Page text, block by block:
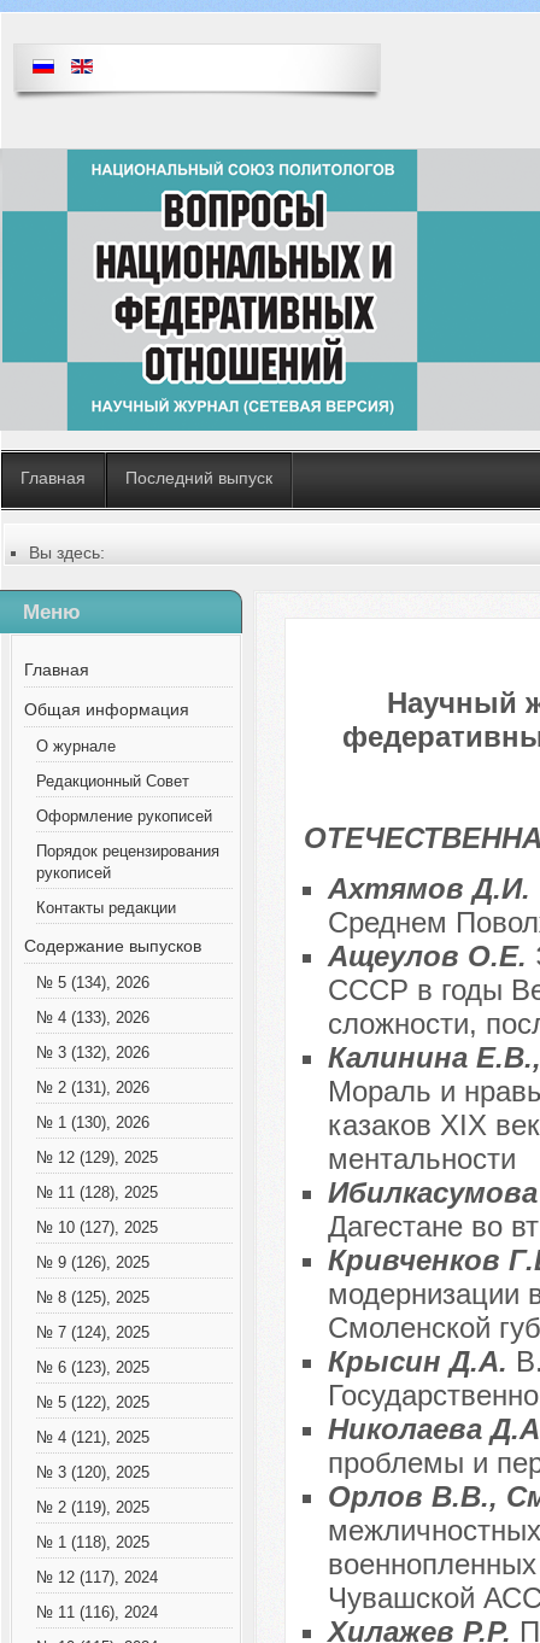
Главная Последний выпуск
Вы здесь:
Содержание выпусков
№ 5 (110), 2024
Меню
Главная
Общая информация
О журнале
Редакционный Совет
Оформление рукописей
Порядок рецензирования
рукописей
Контакты редакции
Содержание выпусков
№ 5 (134), 2026
№ 4 (133), 2026
№ 3 (132), 2026
№ 2 (131), 2026
№ 1 (130), 2026
№ 12 (129), 2025
№ 11 (128), 2025
№ 10 (127), 2025
№ 9 (126), 2025
№ 8 (125), 2025
№ 7 (124), 2025
№ 6 (123), 2025
№ 5 (122), 2025
№ 4 (121), 2025
№ 3 (120), 2025
№ 2 (119), 2025
№ 1 (118), 2025
№ 12 (117), 2024
№ 11 (116), 2024
Научный
Ахтямов Д.И.
Среднем
Ащеулов О.Е.
СССР в годы
сложности,
Калинина
Мораль и
казаков XIX
ментальности
Дагестане во
Кривченков
модернизации
Смоленской
Крысин Д.А.
Николаева
проблемы и
Орлов В.В.,
Чувашской
Хилажев Р.Р.